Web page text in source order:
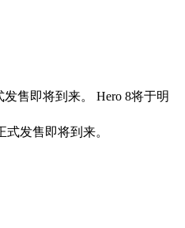
售即将到来。 Hero 8将于明
发售即将到来。